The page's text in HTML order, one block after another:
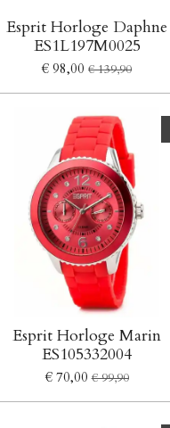
Esprit Horloge Daphne
ES1L197M0025
€ 98,00 € 139,90
Esprit Horloge Marin
ES105332004
€ 70,00 € 99,90